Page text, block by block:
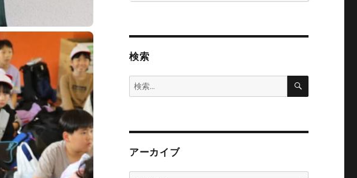
検索
検
索:
検
アーカイブ